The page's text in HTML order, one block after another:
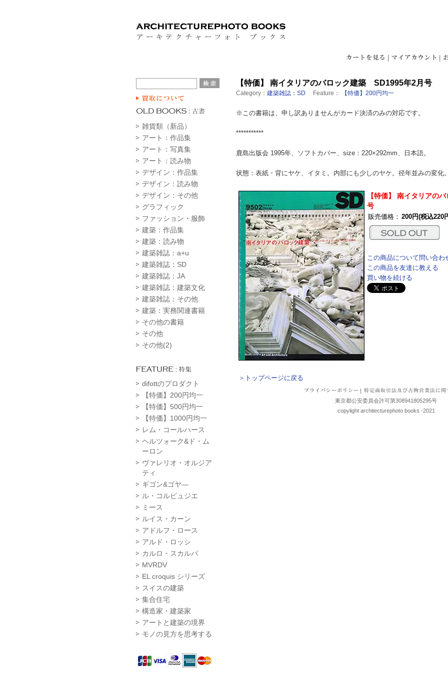
雑貨類（新品）
アート：作品集
アート：写真集
アート：読み物
デザイン：作品集
デザイン：読み物
デザイン：その他
グラフィック
ファッション・服飾
建築：作品集
建築：読み物
建築雑誌：a+u
建築雑誌：SD
建築雑誌：JA
建築雑誌：建築文化
建築雑誌：その他
建築：実務関連書籍
その他の書籍
その他
その他(2)
difottのプロダクト
【特価】200円均一
【特価】500円均一
【特価】1000円均一
レム・コールハース
ヘルツォーク&ド・ム
ーロン
ヴァレリオ・オルジア
ティ
ギゴン&ゴヤ―
ル・コルビュジエ
ミース
ルイス・カーン
アドルフ・ロース
アルド・ロッシ
カルロ・スカルパ
MVRDV
EL croquis シリーズ
スイスの建築
集合住宅
構造家・建築家
アートと建築の境界
モノの見方を思考する
【特価】 南イタリアのバロック建築 SD1995年2月号
Category： 建築雑誌：SD Feature： 【特価】200円均一
※この書籍は、申し訳ありませんがカード決済のみの対応です。
***********
鹿島出版会 1995年、ソフトカバー、size：220×292mm、日本語。
状態：表紙・背にヤケ、イタミ。内部にも少しのヤケ。径年並みの変化
【特価】 南イタリアの
号
販売価格： 200円(税込220
この商品について問い合わ
この商品を友達に教える
買い物を続ける
＞トップページに戻る
|
東京都公安委員会許可第308941805295号
copylight architecturephoto books -2021